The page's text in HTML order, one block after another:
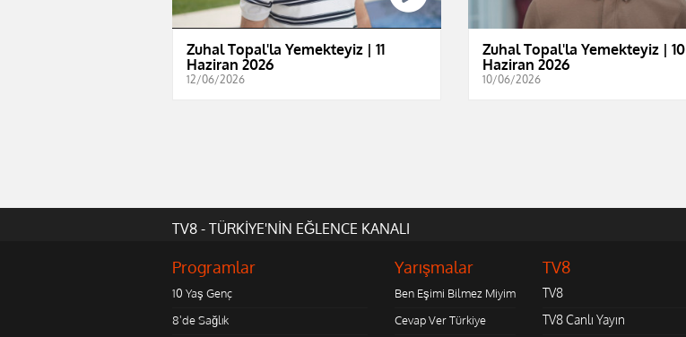
Zuhal Topal'la Yemekteyiz | 11
Haziran 2026
12/06/2026
Zuhal Topal'la Yemekteyiz | 10
Haziran 2026
10/06/2026
TV8 - TÜRKİYE'NİN EĞLENCE KANALI
Programlar
10 Yaş Genç
8'de Sağlık
Yarışmalar
Ben Eşimi Bilmez Miyim
Cevap Ver Türkiye
TV8
TV8
TV8 Canlı Yayın